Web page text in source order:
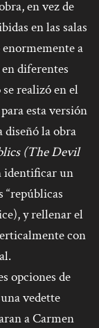
en vez de
en las salas
a
diferentes
realizó en el
esta versión
la obra
(The Devil
identificar un
“repúblicas
y rellenar el
con
opciones de
vedette
a Carmen